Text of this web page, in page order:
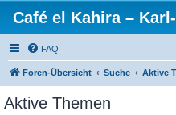
Café el Kahira –
FAQ
Foren-Übersicht Suche Aktive
Aktive Themen